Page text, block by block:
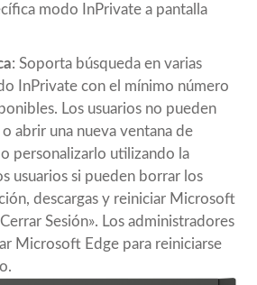
modo InPrivate a pantalla
: Soporta búsqueda en varias
InPrivate con el mínimo número
Los usuarios no pueden
abrir una nueva ventana de
personalizarlo utilizando la
usuarios si pueden borrar los
descargas y reiniciar Microsoft
Sesión». Los administradores
Microsoft Edge para reiniciarse